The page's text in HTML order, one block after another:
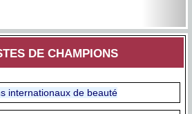
DE CHAMPIONS
internationaux de beauté